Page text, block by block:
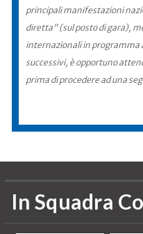
principali manifestazioni
diretta" (sul posto di gara),
internazionali in
successivi, è opportuno
prima di procedere ad una
In Squadra